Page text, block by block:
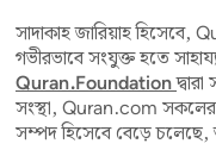
সাদাকাহ জারিয়াহ
গভীরভাবে সংযুক্ত হতে
Quran.Foundation
সংস্থা, Quran.com সকলের
সম্পদ হিসেবে বেড়ে চলেছে,